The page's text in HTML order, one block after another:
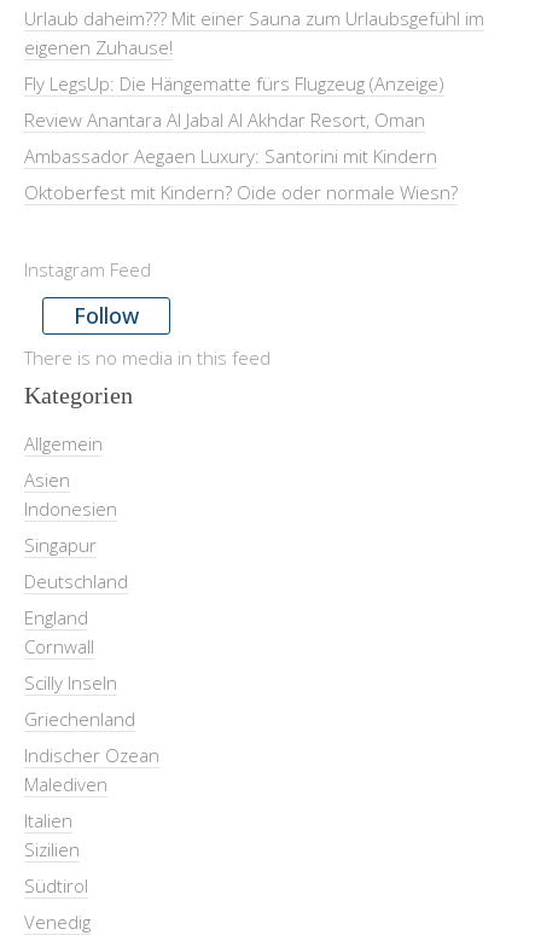
Urlaub daheim??? Mit einer Sauna zum Urlaubsgefühl im
eigenen Zuhause!
Fly LegsUp: Die Hängematte fürs Flugzeug (Anzeige)
Review Anantara Al Jabal Al Akhdar Resort, Oman
Ambassador Aegaen Luxury: Santorini mit Kindern
Oktoberfest mit Kindern? Oide oder normale Wiesn?
Instagram Feed
Follow
There is no media in this feed
Kategorien
Allgemein
Asien
Indonesien
Singapur
Deutschland
England
Cornwall
Scilly Inseln
Griechenland
Indischer Ozean
Malediven
Italien
Sizilien
Südtirol
Venedig